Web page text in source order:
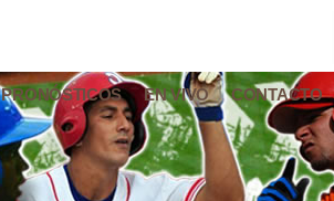
PRONÓSTICOS EN VIVO CONTACTO